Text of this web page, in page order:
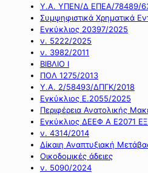
Υ.Α. ΥΠΕΝ/Δ ΕΠΕΑ/78489/
Συμψηφιστικά Χρηματικά
Εγκύκλιος 20397/2025
ν. 5222/2025
ν. 3982/2011
ΒΙΒΛΙΟ Ι
ΠΟΛ 1275/2013
Υ.Α. 2/58493/ΔΠΓΚ/2018
Εγκύκλιος Ε.2055/2025
Περιφέρεια Ανατολικής
Εγκύκλιος ΔΕΕΦ Α Ε2071
ν. 4314/2014
Δίκαιη Αναπτυξιακή
Οικοδομικές άδειες
ν. 5090/2024